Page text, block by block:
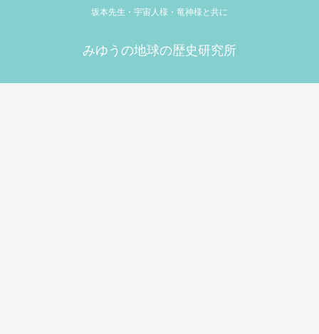
坂本先生・宇宙人様・竜神様と共に
みゆうの地球の歴史研究所